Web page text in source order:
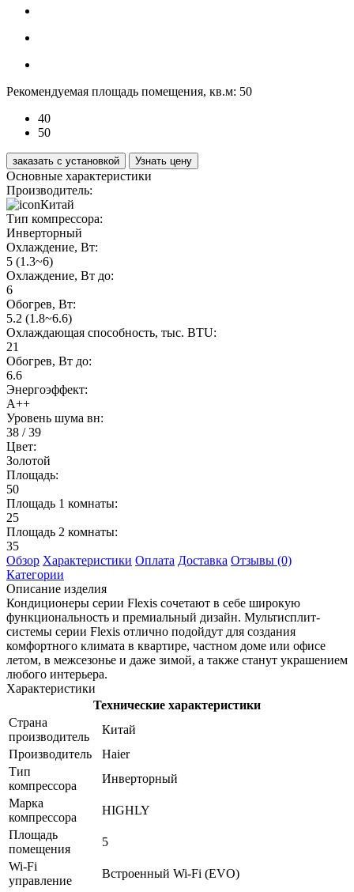
Рекомендуемая площадь помещения, кв.м: 50
40
50
заказать с установкой Узнать цену
Основные характеристики
Производитель:
Китай
Тип компрессора:
Инверторный
Охлаждение, Вт:
5 (1.3~6)
Охлаждение, Вт до:
6
Обогрев, Вт:
5.2 (1.8~6.6)
Охлаждающая способность, тыс. BTU:
21
Обогрев, Вт до:
6.6
Энергоэффект:
А++
Уровень шума вн:
38 / 39
Цвет:
Золотой
Площадь:
50
Площадь 1 комнаты:
25
Площадь 2 комнаты:
35
Обзор Характеристики Оплата Доставка Отзывы (0)
Категории
Описание изделия
Кондиционеры серии Flexis сочетают в себе широкую
функциональность и премиальный дизайн. Мультисплит-
системы серии Flexis отлично подойдут для создания
комфортного климата в квартире, частном доме или офисе
летом, в межсезонье и даже зимой, а также станут украшением
любого интерьера.
Характеристики
Технические характеристики
Страна
производитель
Китай
Производитель
Haier
Тип
компрессора
Инверторный
Марка
компрессора
HIGHLY
Площадь
помещения
5
Wi-Fi
управление
Встроенный Wi-Fi (EVO)